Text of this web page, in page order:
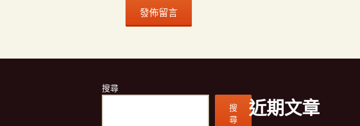
搜尋
搜
尋
近期文章